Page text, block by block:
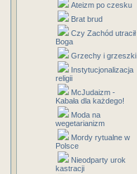
Ateizm po czesku
Brat brud
Czy Zachód utracił
Boga
Grzechy i grzeszki
Instytucjonalizacja
religii
McJudaizm -
Kabała dla każdego!
Moda na
wegetarianizm
Mordy rytualne w
Polsce
Nieodparty urok
kastracji